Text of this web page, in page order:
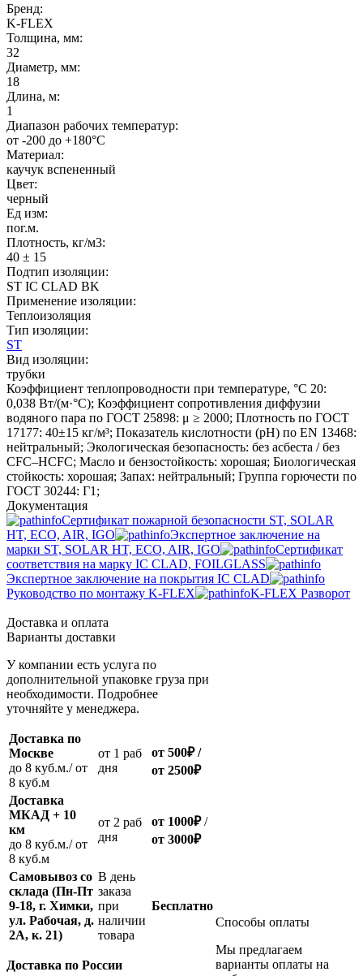
Бренд:
K-FLEX
Толщина, мм:
32
Диаметр, мм:
18
Длина, м:
1
Диапазон рабочих температур:
от -200 до +180°C
Материал:
каучук вспененный
Цвет:
черный
Ед изм:
пог.м.
Плотность, кг/м3:
40 ± 15
Подтип изоляции:
ST IC CLAD BK
Применение изоляции:
Теплоизоляция
Тип изоляции:
ST
Вид изоляции:
трубки
Коэффициент теплопроводности при температуре, °C 20:
0,038 Вт/(м·°C); Коэффициент сопротивления диффузии
водяного пара по ГОСТ 25898: μ ≥ 2000; Плотность по ГОСТ
17177: 40±15 кг/м³; Показатель кислотности (pH) по EN 13468:
нейтральный; Экологическая безопасность: без асбеста / без
CFC–HCFC; Масло и бензостойкость: хорошая; Биологическая
стойкость: хорошая; Запах: нейтральный; Группа горючести по
ГОСТ 30244: Г1;
Документация
Сертификат пожарной безопасности ST, SOLAR
HT, ECO, AIR, IGO
Экспертное заключение на
марки ST, SOLAR HT, ECO, AIR, IGO
Сертификат
соответствия на марку IC CLAD, FOILGLASS
Экспертное заключение на покрытия IC CLAD
Руководство по монтажу K-FLEX
K-FLEX Разворот
Доставка и оплата
Варианты доставки
У компании есть услуга по
дополнительной упаковке груза при
необходимости. Подробнее
уточняйте у менеджера.
Доставка по
Москве
до 8 куб.м./ от
8 куб.м
oт 1 раб
дня
от 500₽/
от 2500₽
Доставка
МКАД + 10
км
до 8 куб.м./ от
8 куб.м
oт 2 раб
дня
от 1000₽/
от 3000₽
Самовывоз со
склада (Пн-Пт
9-18, г. Химки,
ул. Рабочая, д.
2А, к. 21)
В день
заказа
при
наличии
товара
Бесплатно
Доставка по России
Способы оплаты
Мы предлагаем
варианты оплаты на